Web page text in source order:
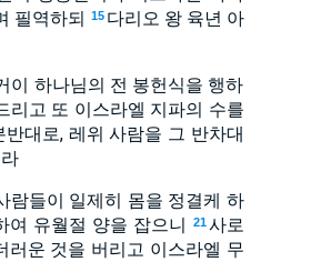
필역하되 15 다리오 왕 육년 아
이 하나님의 전 봉헌식을 행하
리고 또 이스라엘 지파의 수를
대로, 레위 사람을 그 반차대
람들이 일제히 몸을 정결케 하
여 유월절 양을 잡으니
21 사로
러운 것을 버리고 이스라엘 무